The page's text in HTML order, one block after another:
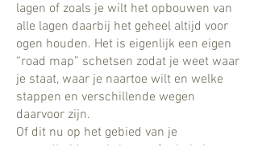
lagen of zoals je wilt het opbouwen van
alle lagen daarbij het geheel altijd voor
ogen houden. Het is eigenlijk een eigen
“road map” schetsen zodat je weet waar
je staat, waar je naartoe wilt en welke
stappen en verschillende wegen
daarvoor zijn.
Of dit nu op het gebied van je
gezondheid, werk, leven of relatie is